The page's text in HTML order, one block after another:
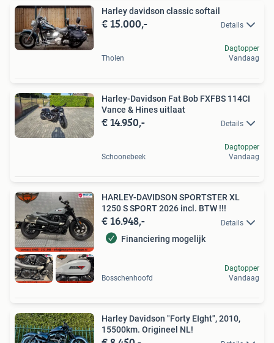
Harley davidson classic softail
€ 15.000,- Details
Tholen
Dagtopper
Vandaag
Harley-Davidson Fat Bob FXFBS 114CI
Vance & Hines uitlaat
€ 14.950,- Details
Schoonebeek
Dagtopper
Vandaag
HARLEY-DAVIDSON SPORTSTER XL
1250 S SPORT 2026 incl. BTW !!!
€ 16.948,- Details
Financiering mogelijk
Bosschenhoofd
Dagtopper
Vandaag
Harley Davidson "Forty EIght", 2010,
15500km. Origineel NL!